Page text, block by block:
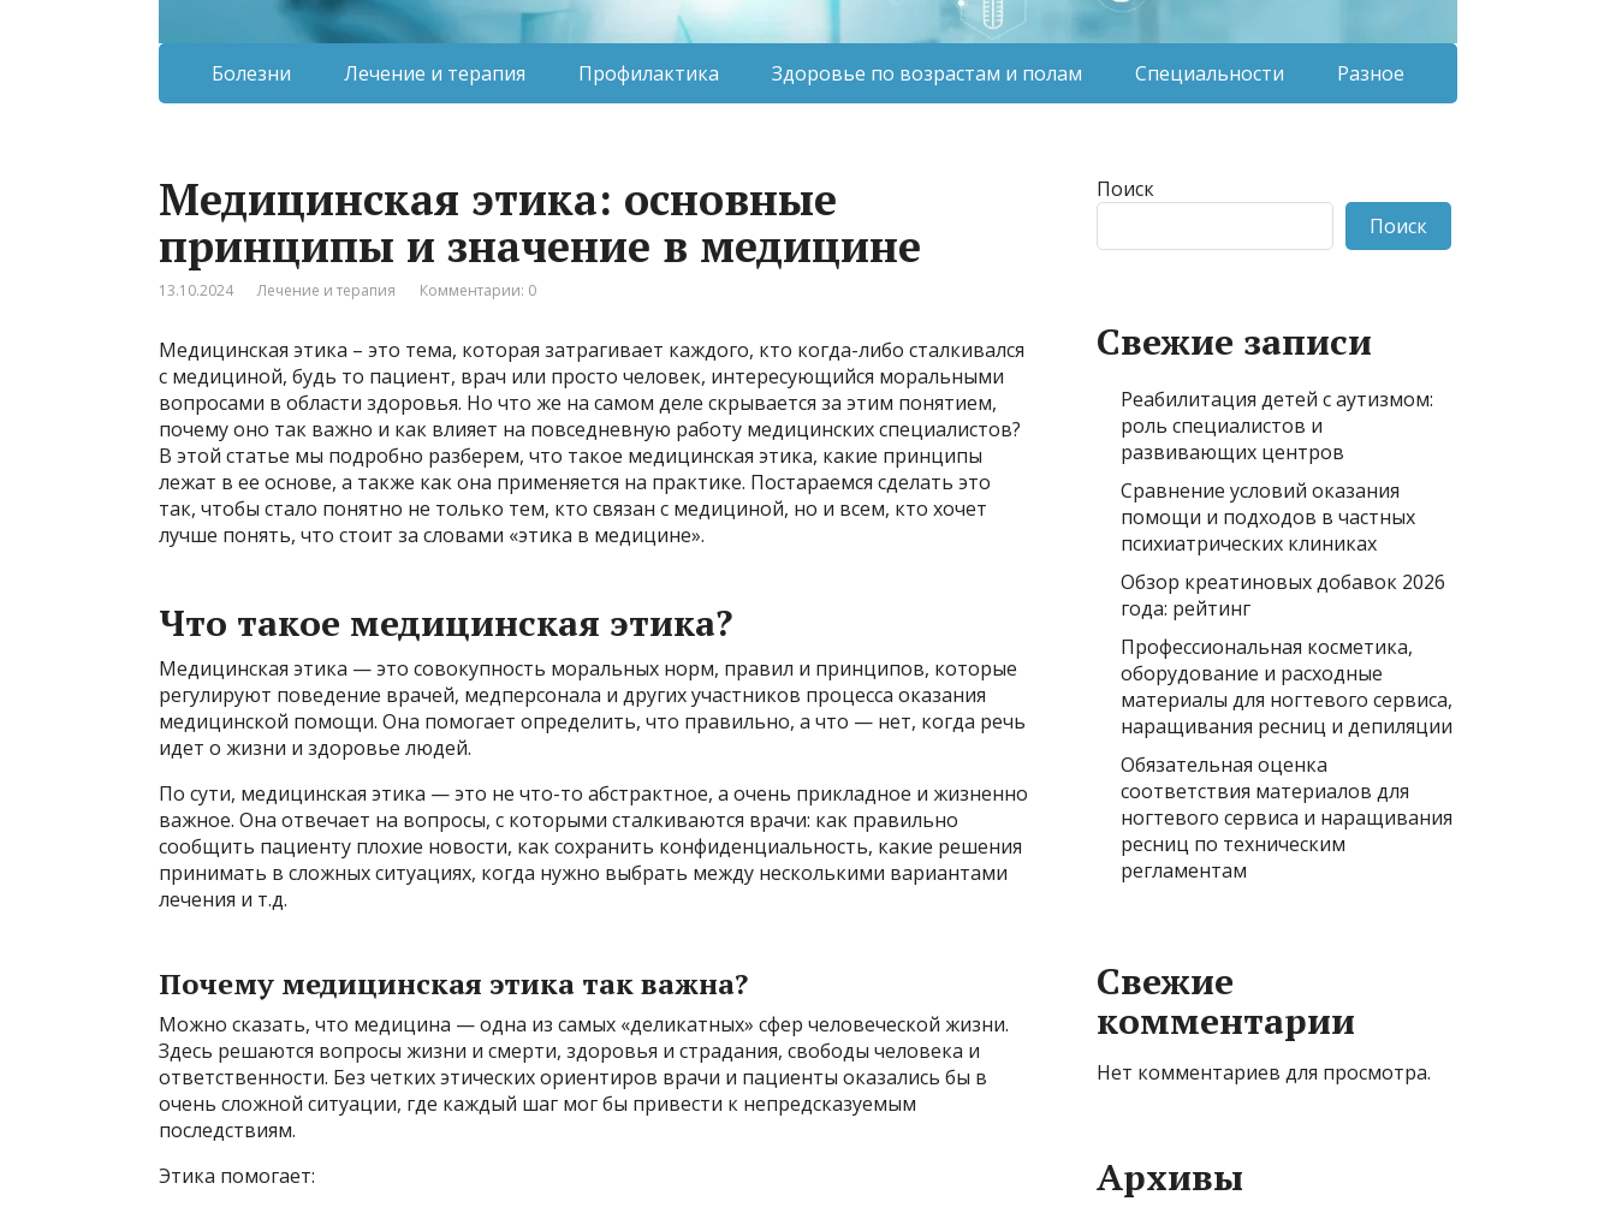
Болезни Лечение и терапия Профилактика Здоровье по возрастам и полам Специальности Разное
Медицинская этика: основные
принципы и значение в медицине
13.10.2024 Лечение и терапия Комментарии: 0
Медицинская этика – это тема, которая затрагивает каждого, кто когда-либо сталкивался
с медициной, будь то пациент, врач или просто человек, интересующийся моральными
вопросами в области здоровья. Но что же на самом деле скрывается за этим понятием,
почему оно так важно и как влияет на повседневную работу медицинских специалистов?
В этой статье мы подробно разберем, что такое медицинская этика, какие принципы
лежат в ее основе, а также как она применяется на практике. Постараемся сделать это
так, чтобы стало понятно не только тем, кто связан с медициной, но и всем, кто хочет
лучше понять, что стоит за словами «этика в медицине».
Что такое медицинская этика?
Медицинская этика — это совокупность моральных норм, правил и принципов, которые
регулируют поведение врачей, медперсонала и других участников процесса оказания
медицинской помощи. Она помогает определить, что правильно, а что — нет, когда речь
идет о жизни и здоровье людей.
По сути, медицинская этика — это не что-то абстрактное, а очень прикладное и жизненно
важное. Она отвечает на вопросы, с которыми сталкиваются врачи: как правильно
сообщить пациенту плохие новости, как сохранить конфиденциальность, какие решения
принимать в сложных ситуациях, когда нужно выбрать между несколькими вариантами
лечения и т.д.
Почему медицинская этика так важна?
Можно сказать, что медицина — одна из самых «деликатных» сфер человеческой жизни.
Здесь решаются вопросы жизни и смерти, здоровья и страдания, свободы человека и
ответственности. Без четких этических ориентиров врачи и пациенты оказались бы в
очень сложной ситуации, где каждый шаг мог бы привести к непредсказуемым
последствиям.
Этика помогает:
Поиск
Поиск
Свежие записи
Реабилитация детей с аутизмом:
роль специалистов и
развивающих центров
Сравнение условий оказания
помощи и подходов в частных
психиатрических клиниках
Обзор креатиновых добавок 2026
года: рейтинг
Профессиональная косметика,
оборудование и расходные
материалы для ногтевого сервиса,
наращивания ресниц и депиляции
Обязательная оценка
соответствия материалов для
ногтевого сервиса и наращивания
ресниц по техническим
регламентам
Свежие
комментарии
Нет комментариев для просмотра.
Архивы